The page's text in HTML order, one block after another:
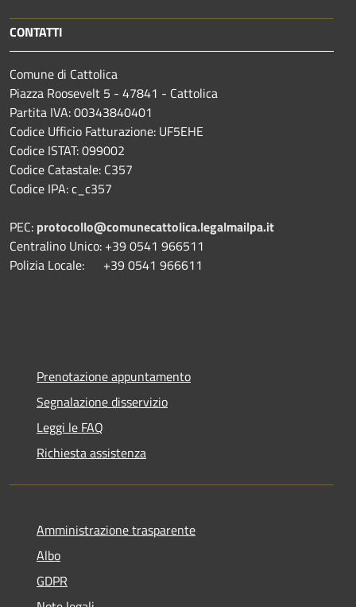
CONTATTI
Comune di Cattolica
Piazza Roosevelt 5 - 47841 - Cattolica
Partita IVA: 00343840401
Codice Ufficio Fatturazione: UF5EHE
Codice ISTAT: 099002
Codice Catastale: C357
Codice IPA: c_c357
PEC: protocollo@comunecattolica.legalmailpa.it
Centralino Unico: +39 0541 966511
Polizia Locale: +39 0541 966611
Prenotazione appuntamento
Segnalazione disservizio
Leggi le FAQ
Richiesta assistenza
Amministrazione trasparente
Albo
GDPR